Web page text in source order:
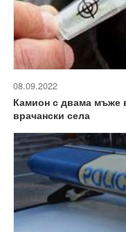
08.09.2022
Камион с двама мъже
врачански села